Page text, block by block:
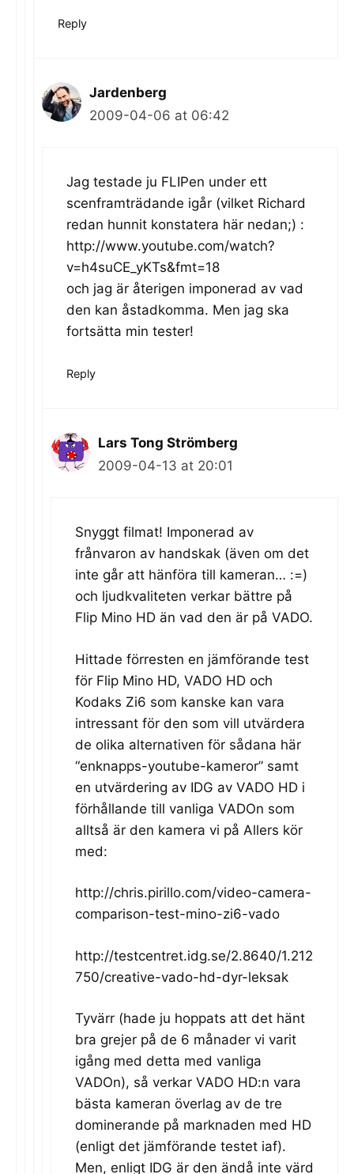
Reply
Jardenberg
2009-04-06 at 06:42
Jag testade ju FLIPen under ett
scenframträdande igår (vilket Richard
redan hunnit konstatera här nedan;) :
http://www.youtube.com/watch?
v=h4suCE_yKTs&fmt=18
och jag är återigen imponerad av vad
den kan åstadkomma. Men jag ska
fortsätta min tester!
Reply
Lars Tong Strömberg
2009-04-13 at 20:01
Snyggt filmat! Imponerad av
frånvaron av handskak (även om det
inte går att hänföra till kameran… :=)
och ljudkvaliteten verkar bättre på
Flip Mino HD än vad den är på VADO.
Hittade förresten en jämförande test
för Flip Mino HD, VADO HD och
Kodaks Zi6 som kanske kan vara
intressant för den som vill utvärdera
de olika alternativen för sådana här
“enknapps-youtube-kameror” samt
en utvärdering av IDG av VADO HD i
förhållande till vanliga VADOn som
alltså är den kamera vi på Allers kör
med:
http://chris.pirillo.com/video-camera-
comparison-test-mino-zi6-vado
http://testcentret.idg.se/2.8640/1.212
750/creative-vado-hd-dyr-leksak
Tyvärr (hade ju hoppats att det hänt
bra grejer på de 6 månader vi varit
igång med detta med vanliga
VADOn), så verkar VADO HD:n vara
bästa kameran överlag av de tre
dominerande på marknaden med HD
(enligt det jämförande testet iaf).
Men, enligt IDG är den ändå inte värd